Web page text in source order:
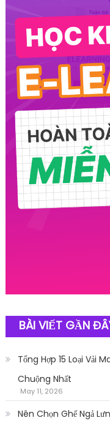
BÀI VIẾT GẦN
Tổng Hợp 15 Loại Vải
Chuộng Nhất
May 11, 2026
Nên Chọn Ghế Ngả